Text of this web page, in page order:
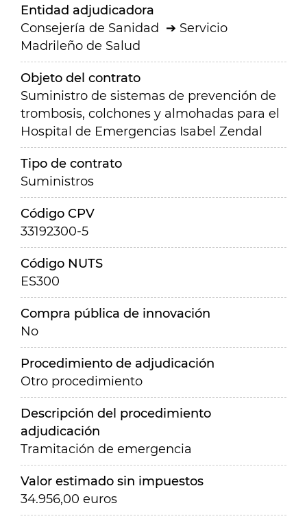
Entidad adjudicadora
Consejería de Sanidad
Servicio
Madrileño de Salud
Objeto del contrato
Suministro de sistemas de prevención de
trombosis, colchones y almohadas para el
Hospital de Emergencias Isabel Zendal
Tipo de contrato
Suministros
Código CPV
33192300-5
Código NUTS
ES300
Compra pública de innovación
No
Procedimiento de adjudicación
Otro procedimiento
Descripción del procedimiento
adjudicación
Tramitación de emergencia
Valor estimado sin impuestos
34.956,00 euros